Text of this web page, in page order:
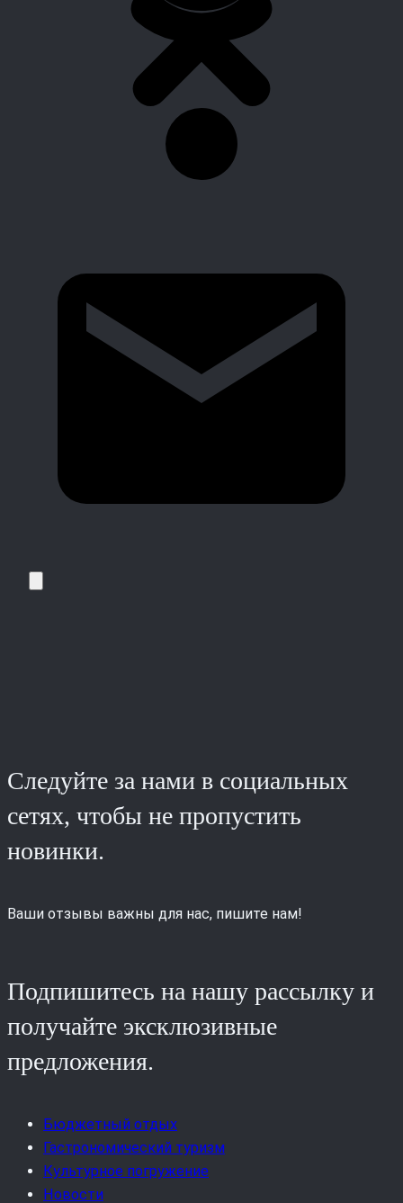
Следуйте за нами в социальных
сетях, чтобы не пропустить
новинки.
Ваши отзывы важны для нас, пишите нам!
Подпишитесь на нашу рассылку и
получайте эксклюзивные
предложения.
Бюджетный отдых
Гастрономический туризм
Культурное погружение
Новости